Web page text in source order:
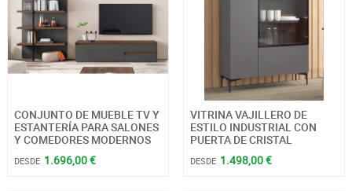
CONJUNTO DE MUEBLE TV Y
ESTANTERÍA PARA SALONES
Y COMEDORES MODERNOS
DESDE 1.696,00 €
VITRINA VAJILLERO DE
ESTILO INDUSTRIAL CON
PUERTA DE CRISTAL
DESDE 1.498,00 €